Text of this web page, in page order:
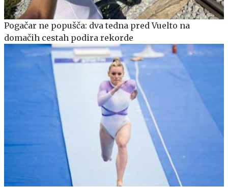
Pogačar ne popušča: dva tedna pred Vuelto na
domačih cestah podira rekorde